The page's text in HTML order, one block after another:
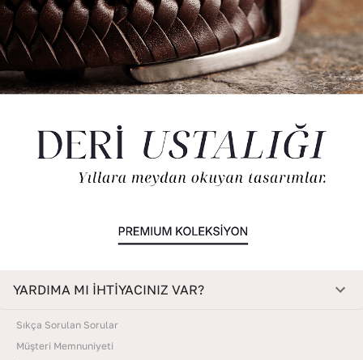
YARDIMA MI İHTİYACINIZ VAR?
Sıkça Sorulan Sorular
Müşteri Memnuniyeti